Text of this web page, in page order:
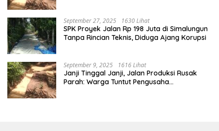
September 27, 2025 1630 Lihat
SPK Proyek Jalan Rp 198 Juta di Simalungun
Tanpa Rincian Teknis, Diduga Ajang Korupsi
September 9, 2025 1616 Lihat
Janji Tinggal Janji, Jalan Produksi Rusak
Parah: Warga Tuntut Pengusaha